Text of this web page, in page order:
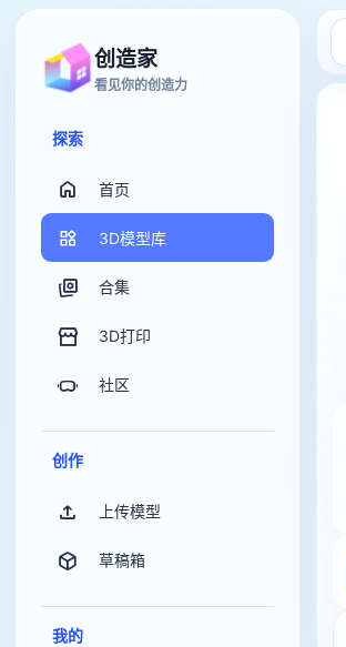
创造家
看见你的创造力
探索
首页
3D模型库
合集
3D打印
社区
创作
上传模型
草稿箱
我的